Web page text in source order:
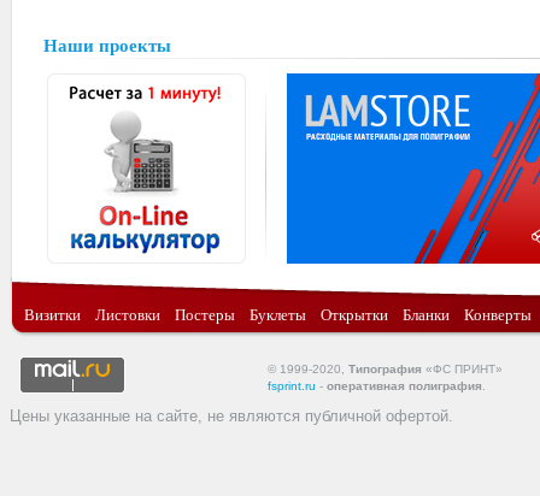
Наши проекты
Визитки Листовки Постеры Буклеты Открытки Бланки Конверты
© 1999-2020, Типография «ФС ПРИНТ»
fsprint.ru - оперативная полиграфия
Цены указанные на сайте, не являются публичной офертой.